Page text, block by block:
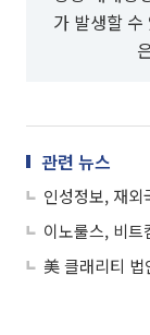
가 발생할
관련 뉴스
인성정보, 재외